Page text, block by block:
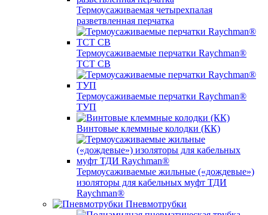
Термоусаживаемая четырехпалая
разветвленная перчатка
Термоусаживаемые перчатки Raychman®
TCT CB
Термоусаживаемые перчатки Raychman®
ТУП
Винтовые клеммные колодки (КК)
Термоусаживаемые жильные («дождевые»)
изоляторы для кабельных муфт ТДИ
Raychman®
Пневмотрубки